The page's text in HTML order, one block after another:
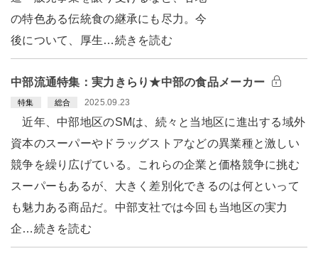
の特色ある伝統食の継承にも尽力。今
後について、厚生…続きを読む
中部流通特集：実力きらり★中部の食品メーカー
特集 総合 2025.09.23
近年、中部地区のSMは、続々と当地区に進出する域外
資本のスーパーやドラッグストアなどの異業種と激しい
競争を繰り広げている。これらの企業と価格競争に挑む
スーパーもあるが、大きく差別化できるのは何といって
も魅力ある商品だ。中部支社では今回も当地区の実力
企…続きを読む